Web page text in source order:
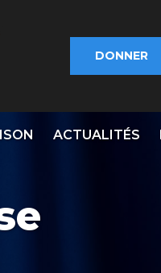
DONNER
ACTUALITÉS